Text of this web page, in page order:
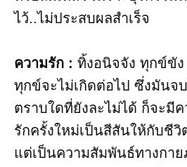
ไว้..ไม่ประสบผลสำเร็จ
ความรัก : ทิ้งอนิจจัง ทุกข์ขั
ทุกข์จะไม่เกิดต่อไป ซึ่งมันจ
ตราบใดที่ยังละไม่ได้ ก็จะมี
รักครั้งใหม่เป็นสีสันให้กับชีวิ
แต่เป็นความสัมพันธ์ทางกา